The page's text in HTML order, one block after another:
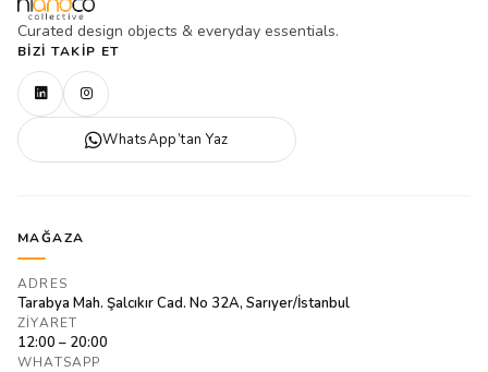
Curated design objects & everyday essentials.
BIZI TAKIP ET
WhatsApp’tan Yaz
MAĞAZA
ADRES
Tarabya Mah. Şalcıkır Cad. No 32A, Sarıyer/İstanbul
ZIYARET
12:00 – 20:00
WHATSAPP